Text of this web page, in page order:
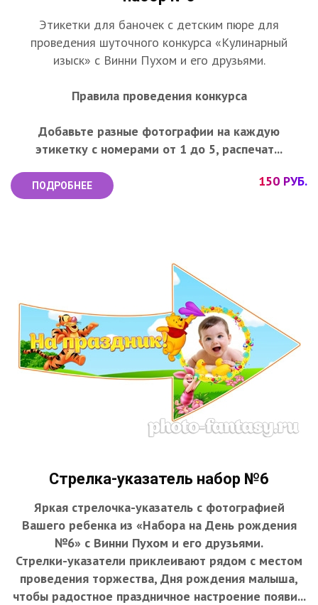
Этикетки для баночек с детским пюре для
проведения шуточного конкурса «Кулинарный
изыск» с Винни Пухом и его друзьями.
Правила проведения конкурса
Добавьте разные фотографии на каждую
этикетку с номерами от 1 до 5, распечат...
ПОДРОБНЕЕ 150 РУБ.
Стрелка-указатель набор №6
Яркая стрелочка-указатель с фотографией
Вашего ребенка из «Набора на День рождения
№6» с Винни Пухом и его друзьями.
Стрелки-указатели приклеивают рядом с местом
проведения торжества, Дня рождения малыша,
чтобы радостное праздничное настроение появи...